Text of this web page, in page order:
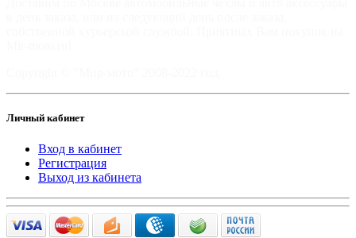
Личный кабинет
Вход в кабинет
Регистрация
Выход из кабинета